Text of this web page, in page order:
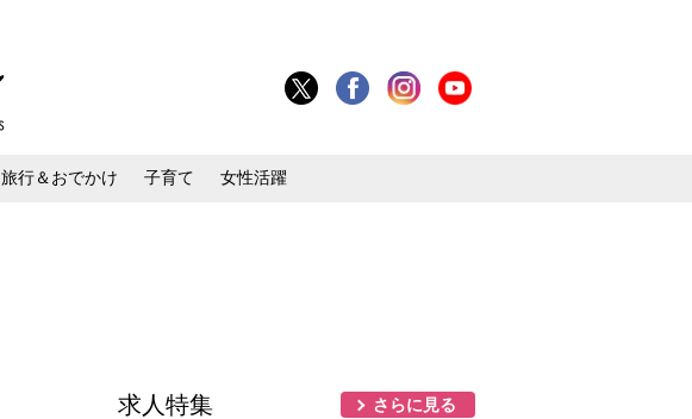
旅行＆おでかけ 子育て 女性活躍
求人特集 さらに見る